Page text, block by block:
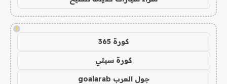
!
كورة 365
كورة سيتي
جول العرب goalarab